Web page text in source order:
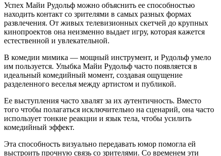
Успех Майи Рудольф можно объяснить ее способностью
находить контакт со зрителями в самых разных формах
развлечения. От живых телевизионных скетчей до крупных
кинопроектов она неизменно выдает игру, которая кажется
естественной и увлекательной.
В комедии мимика — мощный инструмент, и Рудольф умело
им пользуется. Улыбка Майи Рудольф часто появляется в
идеальный комедийный момент, создавая ощущение
разделенного веселья между артистом и публикой.
Ее выступления часто хвалят за их аутентичность. Вместо
того чтобы полагаться исключительно на сценарий, она часто
использует тонкие реакции и язык тела, чтобы усилить
комедийный эффект.
Эта способность визуально передавать юмор помогла ей
выстроить прочную связь со зрителями. Со временем эти